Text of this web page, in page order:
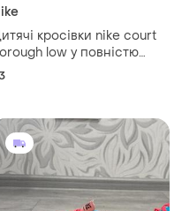
кросівки nike court
low у повністю
кольорі